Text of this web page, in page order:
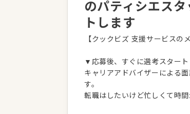
のパティシエス
トします
【クックビズ 支援サービスの
▼応募後、すぐに選考スタート
キャリアアドバイザーによる
す。
転職はしたいけど忙しくて時